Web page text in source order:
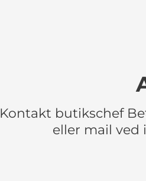
Kontakt butikschef
eller mail ved